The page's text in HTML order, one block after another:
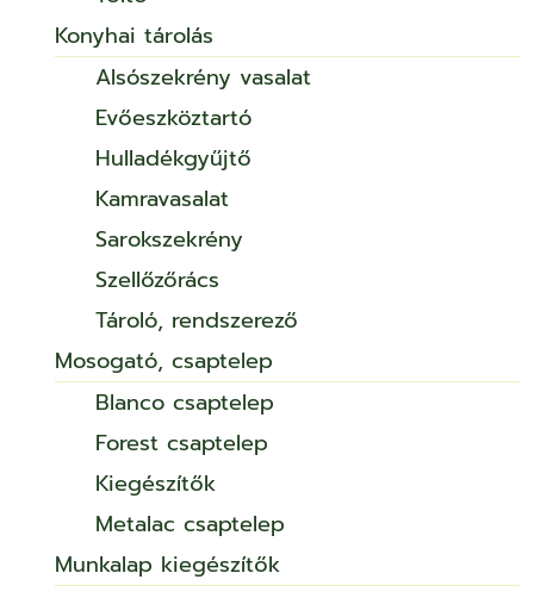
Konyhai tárolás
Alsószekrény vasalat
Evőeszköztartó
Hulladékgyűjtő
Kamravasalat
Sarokszekrény
Szellőzőrács
Tároló, rendszerező
Mosogató, csaptelep
Blanco csaptelep
Forest csaptelep
Kiegészítők
Metalac csaptelep
Munkalap kiegészítők